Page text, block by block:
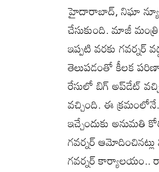
హైదారాబాద్, నిఘా
చేసుకుంది. మాజీ
ఇప్పటి వరకు గవర్నర్
తెలుపడంతో కీలక
రేసులో బిగ్ అప్‌డేట్
వచ్చింది. ఈ
ఇచ్చేందుకు అనుమతి
గవర్నర్
గవర్నర్ కార్యాలయం..